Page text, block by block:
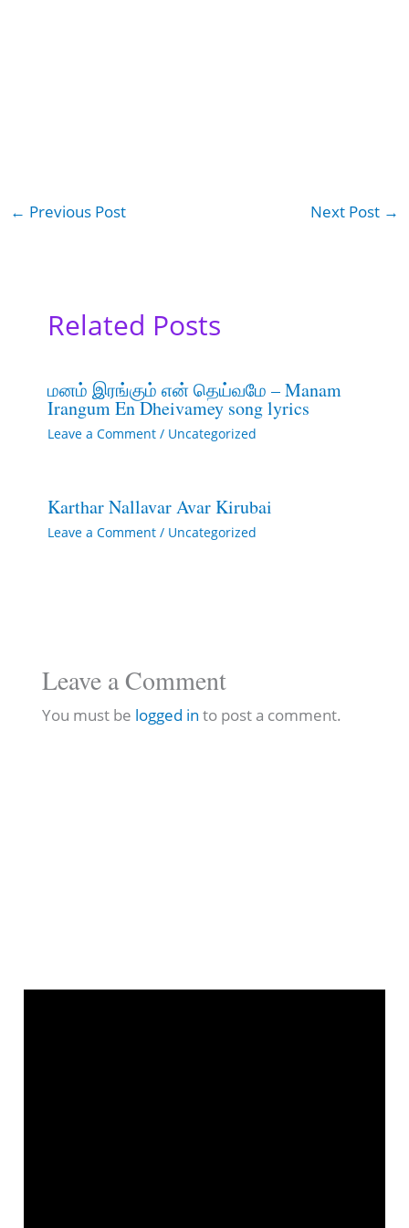
← Previous Post Next Post →
Related Posts
மனம் இரங்கும் என் தெய்வமே – Manam
Irangum En Dheivamey song lyrics
Leave a Comment / Uncategorized
Karthar Nallavar Avar Kirubai
Leave a Comment / Uncategorized
Leave a Comment
You must be logged in to post a comment.